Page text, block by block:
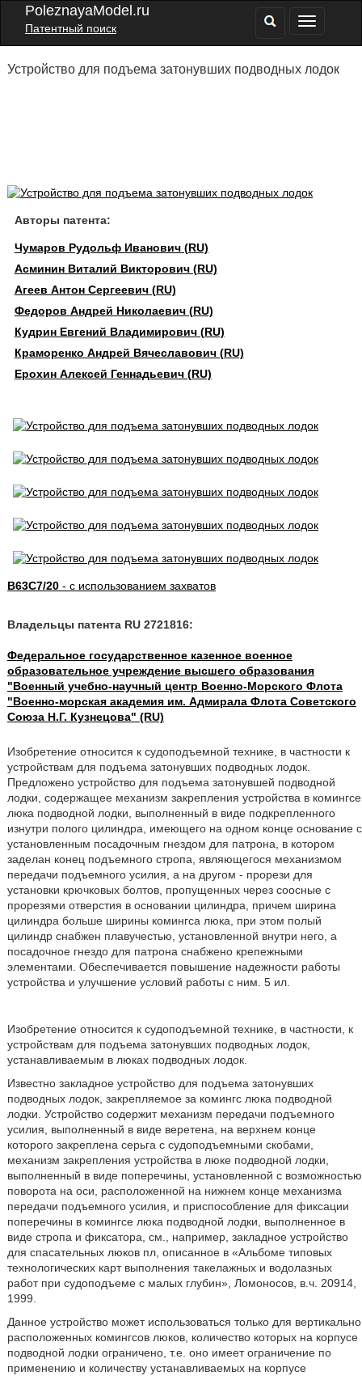
PoleznayaModel.ru
Патентный поиск
Устройство для подъема затонувших подводных лодок
Авторы патента:
Чумаров Рудольф Иванович (RU)
Асминин Виталий Викторович (RU)
Агеев Антон Сергеевич (RU)
Федоров Андрей Николаевич (RU)
Кудрин Евгений Владимирович (RU)
Краморенко Андрей Вячеславович (RU)
Ерохин Алексей Геннадьевич (RU)
B63C7/20- с использованием захватов
Владельцы патента RU 2721816:
Федеральное государственное казенное военное
образовательное учреждение высшего образования
"Военный учебно-научный центр Военно-Морского Флота
"Военно-морская академия им. Адмирала Флота Советского
Союза Н.Г. Кузнецова" (RU)
Изобретение относится к судоподъемной технике, в частности к
устройствам для подъема затонувших подводных лодок.
Предложено устройство для подъема затонувшей подводной
лодки, содержащее механизм закрепления устройства в комингсе
люка подводной лодки, выполненный в виде подкрепленного
изнутри полого цилиндра, имеющего на одном конце основание с
установленным посадочным гнездом для патрона, в котором
заделан конец подъемного стропа, являющегося механизмом
передачи подъемного усилия, а на другом - прорези для
установки крючковых болтов, пропущенных через соосные с
прорезями отверстия в основании цилиндра, причем ширина
цилиндра больше ширины комингса люка, при этом полый
цилиндр снабжен плавучестью, установленной внутри него, а
посадочное гнездо для патрона снабжено крепежными
элементами. Обеспечивается повышение надежности работы
устройства и улучшение условий работы с ним. 5 ил.
Изобретение относится к судоподъемной технике, в частности, к
устройствам для подъема затонувших подводных лодок,
устанавливаемым в люках подводных лодок.
Известно закладное устройство для подъема затонувших
подводных лодок, закрепляемое за комингс люка подводной
лодки. Устройство содержит механизм передачи подъемного
усилия, выполненный в виде веретена, на верхнем конце
которого закреплена серьга с судоподъемными скобами,
механизм закрепления устройства в люке подводной лодки,
выполненный в виде поперечины, установленной с возможностью
поворота на оси, расположенной на нижнем конце механизма
передачи подъемного усилия, и приспособление для фиксации
поперечины в комингсе люка подводной лодки, выполненное в
виде стропа и фиксатора, см., например, закладное устройство
для спасательных люков пл, описанное в «Альбоме типовых
технологических карт выполнения такелажных и водолазных
работ при судоподъеме с малых глубин», Ломоносов, в.ч. 20914,
1999.
Данное устройство может использоваться только для вертикально
расположенных комингсов люков, количество которых на корпусе
подводной лодки ограничено, т.е. оно имеет ограничение по
применению и количеству устанавливаемых на корпусе